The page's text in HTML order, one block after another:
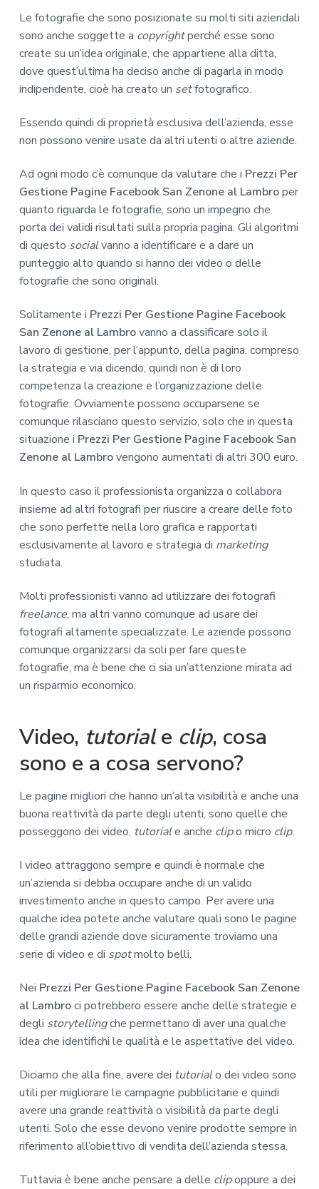
Le fotografie che sono posizionate su molti siti aziendali
sono anche soggette a copyrightperché esse sono
create su un’idea originale, che appartiene alla ditta,
dove quest’ultima ha deciso anche di pagarla in modo
indipendente, cioè ha creato un setfotografico.
Essendo quindi di proprietà esclusiva dell’azienda, esse
non possono venire usate da altri utenti o altre aziende.
Ad ogni modo c’è comunque da valutare che i Prezzi Per
Gestione Pagine Facebook San Zenone al Lambroper
quanto riguarda le fotografie, sono un impegno che
porta dei validi risultati sulla propria pagina. Gli algoritmi
di questo socialvanno a identificare e a dare un
punteggio alto quando si hanno dei video o delle
fotografie che sono originali.
Solitamente i Prezzi Per Gestione Pagine Facebook
San Zenone al Lambrovanno a classificare solo il
lavoro di gestione, per l’appunto, della pagina, compreso
la strategia e via dicendo, quindi non è di loro
competenza la creazione e l’organizzazione delle
fotografie. Ovviamente possono occuparsene se
comunque rilasciano questo servizio, solo che in questa
situazione i Prezzi Per Gestione Pagine Facebook San
Zenone al Lambrovengono aumentati di altri 300 euro.
In questo caso il professionista organizza o collabora
insieme ad altri fotografi per riuscire a creare delle foto
che sono perfette nella loro grafica e rapportati
esclusivamente al lavoro e strategia di marketing
studiata.
Molti professionisti vanno ad utilizzare dei fotografi
freelance, ma altri vanno comunque ad usare dei
fotografi altamente specializzate. Le aziende possono
comunque organizzarsi da soli per fare queste
fotografie, ma è bene che ci sia un’attenzione mirata ad
un risparmio economico.
Video, tutoriale clip, cosa
sono e a cosa servono?
Le pagine migliori che hanno un’alta visibilità e anche una
buona reattività da parte degli utenti, sono quelle che
posseggono dei video, tutoriale anche clipo micro clip.
I video attraggono sempre e quindi è normale che
un’azienda si debba occupare anche di un valido
investimento anche in questo campo. Per avere una
qualche idea potete anche valutare quali sono le pagine
delle grandi aziende dove sicuramente troviamo una
serie di video e di spotmolto belli.
Nei Prezzi Per Gestione Pagine Facebook San Zenone
al Lambroci potrebbero essere anche delle strategie e
degli storytellingche permettano di aver una qualche
idea che identifichi le qualità e le aspettative del video.
Diciamo che alla fine, avere dei tutorialo dei video sono
utili per migliorare le campagne pubblicitarie e quindi
avere una grande reattività o visibilità da parte degli
utenti. Solo che esse devono venire prodotte sempre in
riferimento all’obiettivo di vendita dell’azienda stessa.
Tuttavia è bene anche pensare a delle clipoppure a dei